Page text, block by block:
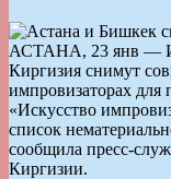
АСТАНА, 23 янв —
Киргизия снимут
импровизаторах для
«Искусство
список
сообщила пресс-
Киргизии.